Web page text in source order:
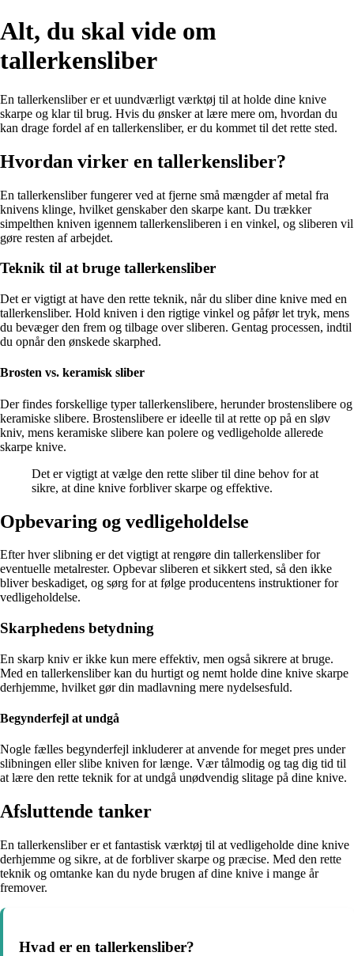
Alt, du skal vide om
tallerkensliber
En tallerkensliber er et uundværligt værktøj til at holde dine knive
skarpe og klar til brug. Hvis du ønsker at lære mere om, hvordan du
kan drage fordel af en tallerkensliber, er du kommet til det rette sted.
Hvordan virker en tallerkensliber?
En tallerkensliber fungerer ved at fjerne små mængder af metal fra
knivens klinge, hvilket genskaber den skarpe kant. Du trækker
simpelthen kniven igennem tallerkensliberen i en vinkel, og sliberen vil
gøre resten af arbejdet.
Teknik til at bruge tallerkensliber
Det er vigtigt at have den rette teknik, når du sliber dine knive med en
tallerkensliber. Hold kniven i den rigtige vinkel og påfør let tryk, mens
du bevæger den frem og tilbage over sliberen. Gentag processen, indtil
du opnår den ønskede skarphed.
Brosten vs. keramisk sliber
Der findes forskellige typer tallerkenslibere, herunder brostenslibere og
keramiske slibere. Brostenslibere er ideelle til at rette op på en sløv
kniv, mens keramiske slibere kan polere og vedligeholde allerede
skarpe knive.
Det er vigtigt at vælge den rette sliber til dine behov for at
sikre, at dine knive forbliver skarpe og effektive.
Opbevaring og vedligeholdelse
Efter hver slibning er det vigtigt at rengøre din tallerkensliber for
eventuelle metalrester. Opbevar sliberen et sikkert sted, så den ikke
bliver beskadiget, og sørg for at følge producentens instruktioner for
vedligeholdelse.
Skarphedens betydning
En skarp kniv er ikke kun mere effektiv, men også sikrere at bruge.
Med en tallerkensliber kan du hurtigt og nemt holde dine knive skarpe
derhjemme, hvilket gør din madlavning mere nydelsesfuld.
Begynderfejl at undgå
Nogle fælles begynderfejl inkluderer at anvende for meget pres under
slibningen eller slibe kniven for længe. Vær tålmodig og tag dig tid til
at lære den rette teknik for at undgå unødvendig slitage på dine knive.
Afsluttende tanker
En tallerkensliber er et fantastisk værktøj til at vedligeholde dine knive
derhjemme og sikre, at de forbliver skarpe og præcise. Med den rette
teknik og omtanke kan du nyde brugen af dine knive i mange år
fremover.
Hvad er en tallerkensliber?